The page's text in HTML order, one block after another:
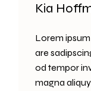
Kia
Lorem
are
od tempor
magna